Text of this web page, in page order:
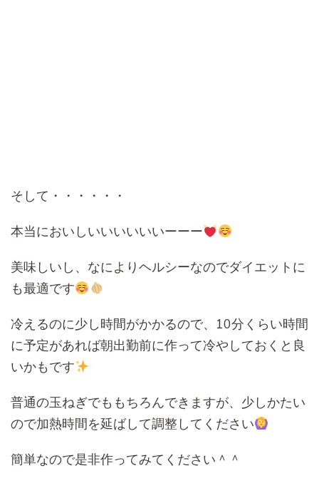
そして・・・・・・
本当においしいいいいいいーーー
美味しいし、なによりヘルシーなのでダイエットに
も最適です
冷えるのに少し時間がかかるので、10分くらい時間
に予定があれば朝出勤前に作って冷やしておくと良
いかもです
普通の玉ねぎでももちろんできますが、少しかたい
ので加熱時間を延ばして調整してください
簡単なので是非作ってみてください＾＾